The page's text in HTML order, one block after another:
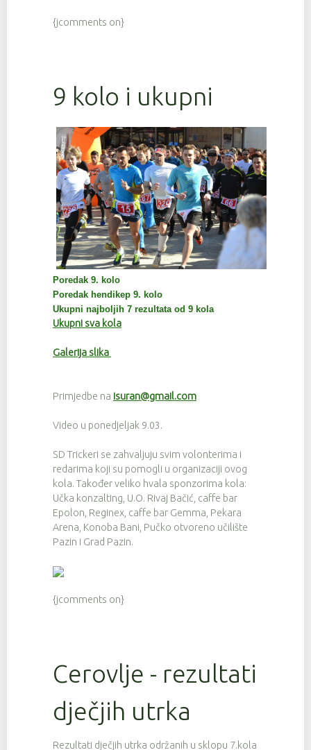
{jcomments on}
9 kolo i ukupni
Poredak 9. kolo
Poredak hendikep 9. kolo
Ukupni najboljih 7 rezultata od 9 kola
Ukupni sva kola
Galerija slika
Primjedbe na isuran@gmail.com
Video u ponedjeljak 9.03.
SD Trickeri se zahvaljuju svim volonterima i
redarima koji su pomogli u organizaciji ovog
kola. Također veliko hvala sponzorima kola:
Učka konzalting, U.O. Rivaj Bačić, caffe bar
Epolon, Reginex, caffe bar Gemma, Pekara
Arena, Konoba Bani, Pučko otvoreno učilište
Pazin i Grad Pazin.
{jcomments on}
Cerovlje - rezultati
dječjih utrka
Rezultati dječjih utrka održanih u sklopu 7.kola